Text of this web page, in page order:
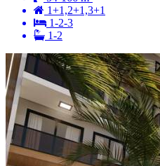
1+1,2+1,3+1
1-2-3
1-2